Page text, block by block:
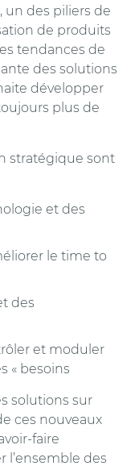
un des piliers de
de produits
tendances de
des solutions
développer
plus de
stratégique sont
et des
le time to
des
et moduler
« besoins
solutions sur
ces nouveaux
faire
l’ensemble des